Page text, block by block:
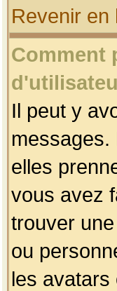
Revenir en
Comment
Il peut y
messages.
elles
vous avez
trouver
ou
les avatars